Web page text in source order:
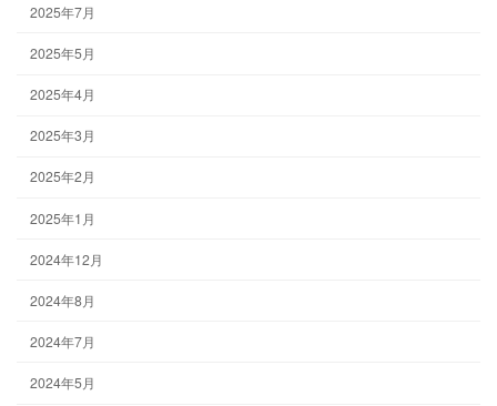
2025年7月
2025年5月
2025年4月
2025年3月
2025年2月
2025年1月
2024年12月
2024年8月
2024年7月
2024年5月